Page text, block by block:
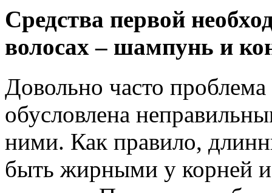
Средства первой
волосах – шампунь и
Довольно часто
обусловлена
ними. Как правило,
быть жирными у корней